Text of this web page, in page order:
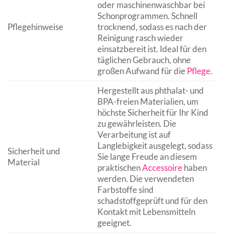
Pflegehinweise
oder maschinenwaschbar bei
Schonprogrammen. Schnell
trocknend, sodass es nach der
Reinigung rasch wieder
einsatzbereit ist. Ideal für den
täglichen Gebrauch, ohne
großen Aufwand für diePflege.
Sicherheit und
Material
Hergestellt aus phthalat- und
BPA-freien Materialien, um
höchste Sicherheit für Ihr Kind
zu gewährleisten. Die
Verarbeitung ist auf
Langlebigkeit ausgelegt, sodass
Sie lange Freude an diesem
praktischenAccessoirehaben
werden. Die verwendeten
Farbstoffe sind
schadstoffgeprüft und für den
Kontakt mit Lebensmitteln
geeignet.